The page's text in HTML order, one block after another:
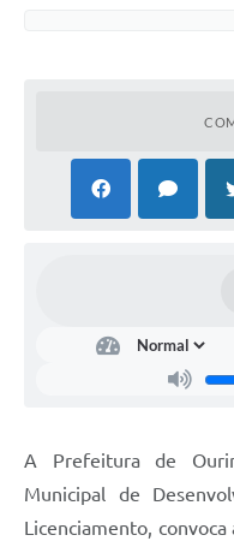
A Prefeitura de
Municipal de
Licenciamento,